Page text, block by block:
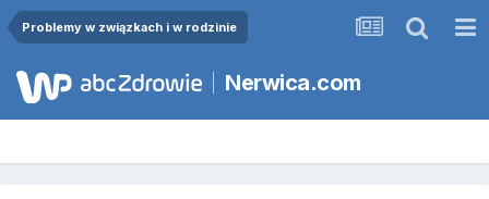
Problemy w związkach i w rodzinie
Nerwica.com